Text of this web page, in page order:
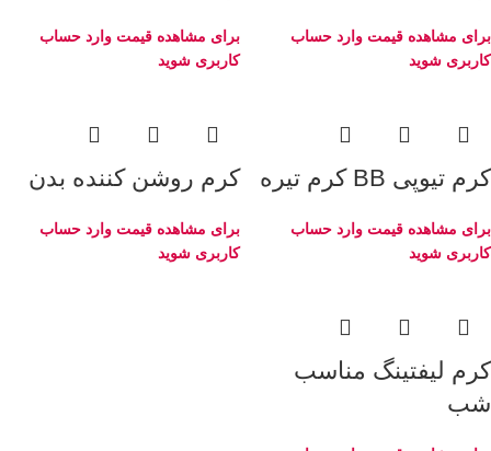
برای مشاهده قیمت وارد حساب
کاربری شوید
برای مشاهده قیمت وارد حساب
کاربری شوید
کرم تیوپی BB کرم تیره
برای مشاهده قیمت وارد حساب
کاربری شوید
کرم روشن ‌کننده بدن
برای مشاهده قیمت وارد حساب
کاربری شوید
کرم لیفتینگ مناسب
شب